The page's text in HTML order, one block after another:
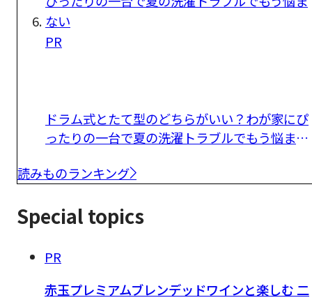
PR
ドラム式とたて型のどちらがいい？わが家にぴ
ったりの一台で夏の洗濯トラブルでもう悩まな
読みものランキング
Special topics
PR
赤玉プレミアムブレンデッドワインと楽しむ 二